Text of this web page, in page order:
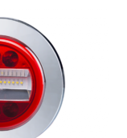
Zapisz moje preferencje
Akceptuj wszystko